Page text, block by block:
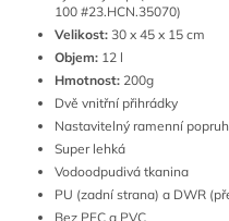
100 #23.HCN.35070)
Velikost: 30 x 45 x 15 cm
Objem: 12 l
Hmotnost: 200g
Dvě vnitřní přihrádky
Nastavitelný ramenní
Super lehká
Vodoodpudivá tkanina
PU (zadní strana) a DWR
Bez PFC a PVC